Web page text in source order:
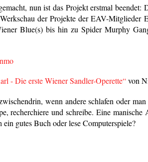
nun ist das Projekt erstmal
der Projekte der EAV-
Blue(s) bis hin zu Spider Murphy
- Die erste Wiener Sandler-Operette“von
wenn andere schlafen oder
recherchiere und schreibe. Eine
gutes Buch oder lese Computerspiele?